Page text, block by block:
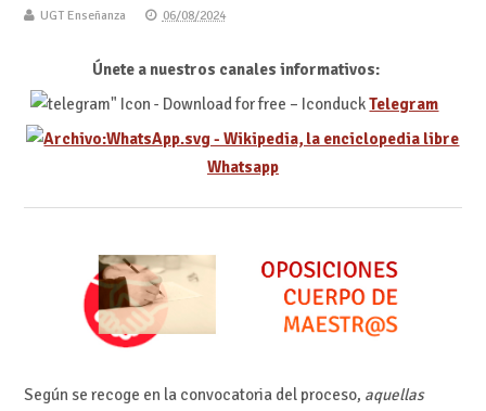
UGT Enseñanza 06/08/2024
Únete a nuestros canales informativos:
Telegram
Whatsapp
Según se recoge en la convocatoria del proceso, aquellas